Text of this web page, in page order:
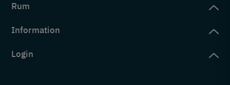
Rum
Information
Login